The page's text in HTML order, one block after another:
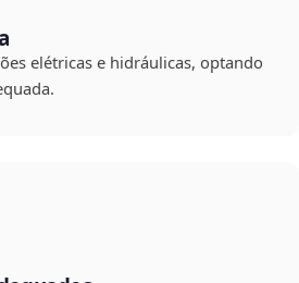
elétricas e hidráulicas, optando